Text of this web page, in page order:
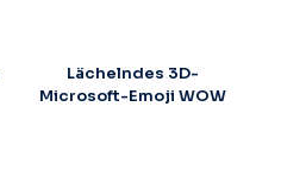
Lächelndes 3D-
Microsoft-Emoji WOW